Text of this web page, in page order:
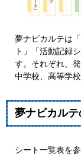
夢ナビカルテは
ト」「活動記録
す。それぞれ、
中学校、高等学
夢ナビカル
シート一覧表を